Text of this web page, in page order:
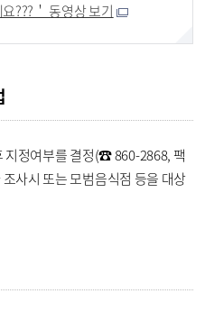
???＇ 동영상 보기
지정여부를 결정(☎ 860-2868, 팩
사시 또는 모범음식점 등을 대상